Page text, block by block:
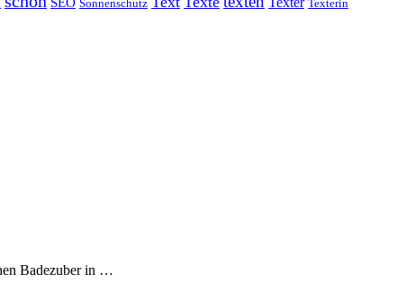
Sonnenschutz Texterin
Badezuber in …